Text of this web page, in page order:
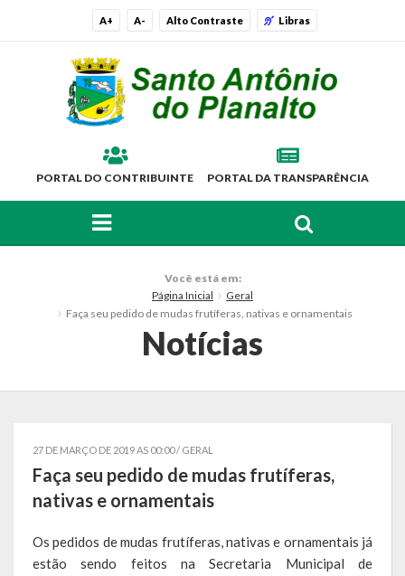
A+ A- Alto Contraste Libras
PORTAL DO CONTRIBUINTE PORTAL DA TRANSPARÊNCIA
Histórico
Administração
Administrações Anteriores
Secretarias
Você está em:
Página Inicial
Geral
Faça seu pedido de mudas frutíferas, nativas e ornamentais
Notícias
27 DE MARÇO DE 2019 AS 00:00 / GERAL
Faça seu pedido de mudas frutíferas,
nativas e ornamentais
Os pedidos de mudas frutíferas, nativas e ornamentais já
estão sendo feitos na Secretaria Municipal de